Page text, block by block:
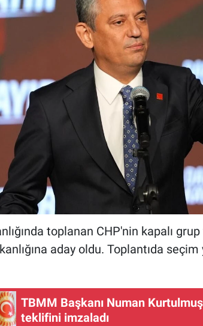
toplanan CHP'nin kapalı grup
aday oldu. Toplantıda seçim
TBMM Başkanı Numan
teklifini imzaladı